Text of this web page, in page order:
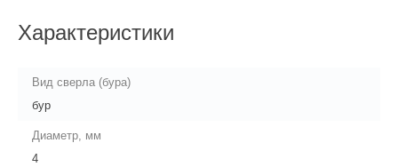
Характеристики
Вид сверла (бура)
бур
Диаметр, мм
4